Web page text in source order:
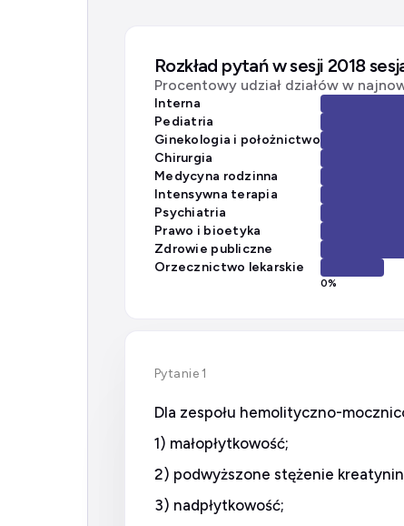
Rozkład pytań w sesji 2018
Procentowy udział działów w
Interna
Pediatria
Ginekologia i położnictwo
Chirurgia
Medycyna rodzinna
Intensywna terapia
Psychiatria
Prawo i bioetyka
Zdrowie publiczne
Orzecznictwo lekarskie
0%
Pytanie 1
Dla zespołu hemolityczno-
1) małopłytkowość;
2) podwyższone stężenie
3) nadpłytkowość;